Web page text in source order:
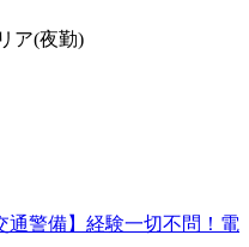
ア(夜勤)
通警備】経験一切不問！電